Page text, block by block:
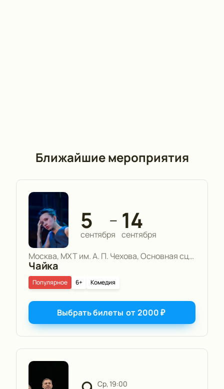
Ближайшие мероприятия
5
сентября
— 14
сентября
Москва, МХТ им. А. П. Чехова, Основная сцена
Чайка
6+ Комедия
Популярное
Выбрать билеты от2000₽
ср, 19:00